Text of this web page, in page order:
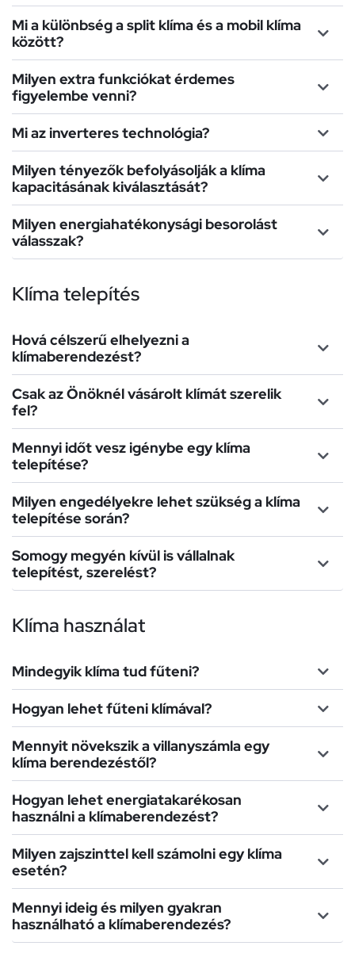
Mi a különbség a split klíma és a mobil klíma
között?
Milyen extra funkciókat érdemes
figyelembe venni?
Mi az inverteres technológia?
Milyen tényezők befolyásolják a klíma
kapacitásának kiválasztását?
Milyen energiahatékonysági besorolást
válasszak?
Klíma telepítés
Hová célszerű elhelyezni a
klímaberendezést?
Csak az Önöknél vásárolt klímát szerelik
fel?
Mennyi időt vesz igénybe egy klíma
telepítése?
Milyen engedélyekre lehet szükség a klíma
telepítése során?
Somogy megyén kívül is vállalnak
telepítést, szerelést?
Klíma használat
Mindegyik klíma tud fűteni?
Hogyan lehet fűteni klímával?
Mennyit növekszik a villanyszámla egy
klíma berendezéstől?
Hogyan lehet energiatakarékosan
használni a klímaberendezést?
Milyen zajszinttel kell számolni egy klíma
esetén?
Mennyi ideig és milyen gyakran
használható a klímaberendezés?